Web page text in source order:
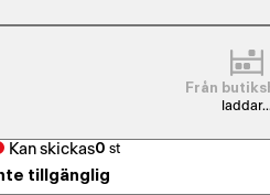
Från
Kan skickas0 st
tillgänglig